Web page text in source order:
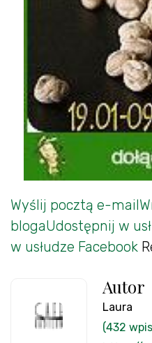
Wyślij pocztą e-mail
blogaUdostępnij w
w usłudze Facebook
Autor
Laura
(432